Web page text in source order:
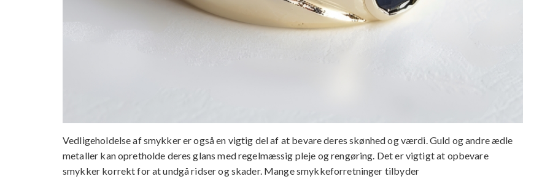
Vedligeholdelse af smykker er også en vigtig del af at bevare deres skønhed og værdi. Guld og andre ædle
metaller kan opretholde deres glans med regelmæssig pleje og rengøring. Det er vigtigt at opbevare
smykker korrekt for at undgå ridser og skader. Mange smykkeforretninger tilbyder